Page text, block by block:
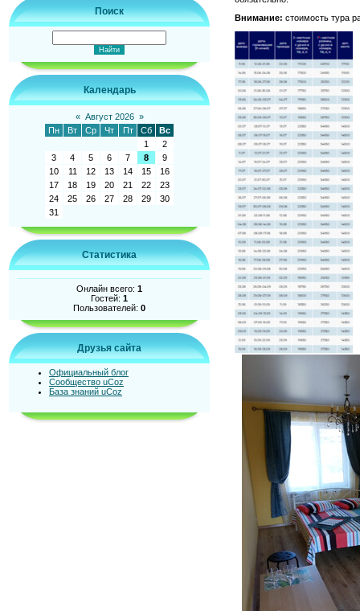
Поиск
Календарь
« Август 2026 »
Пн
Вт Ср Чт Пт Сб
Вс
1
2
3
4 5 6 7 8
9
10
11 12 13 14 15
16
17
18 19 20 21 22
23
24
25 26 27 28 29
30
31
Статистика
Онлайн всего: 1
Гостей: 1
Пользователей: 0
Друзья сайта
Официальный блог
Сообщество uCoz
База знаний uCoz
Внимание: стоимость тура